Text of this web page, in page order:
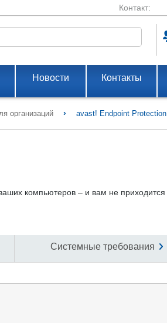
Контакт:
Новости Контакты
организаций › avast! Endpoint Protection
компьютеров – и вам не приходится
Системные требования